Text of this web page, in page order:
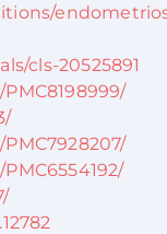
cls-20525891